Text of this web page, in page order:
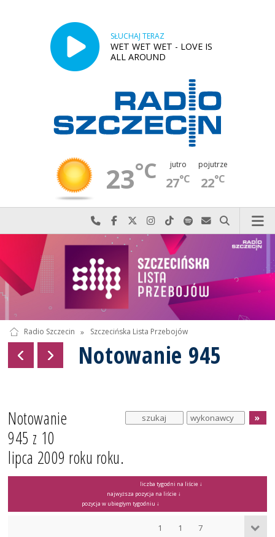
SŁUCHAJ TERAZ
WET WET WET - LOVE IS
ALL AROUND
23°C jutro
27°C
pojutrze
22°C
Najlepiej po prostu do nas zadzwoń
Odwiedź nas na Facebook-u
Odwiedź nas na X
Odwiedź nas na Instagram-ie
Odwiedź nas na TikTok-u
Szukaj nas na Spotify
Wyślij do nas
Szukaj
Radio Szczecin » Szczecińska Lista Przebojów
Notowanie 945
Notowanie
945 z 10
lipca 2009 roku roku.
liczba tygodni na liście ↓
najwyższa pozycja na liście ↓
pozycja w ubiegłym tygodniu ↓
1 1 7